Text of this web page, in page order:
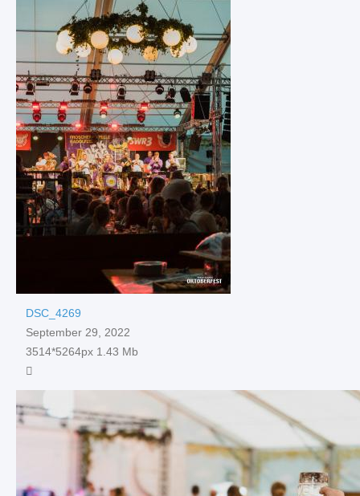
DSC_4269
September 29, 2022
3514*5264px 1.43 Mb